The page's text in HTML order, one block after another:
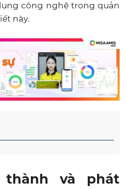
công nghệ trong quản
này.
thành và phát